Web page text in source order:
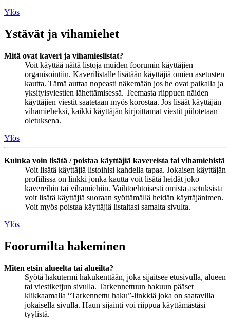
Ylös
Ystävät ja vihamiehet
Mitä ovat kaveri ja vihamieslistat?
Voit käyttää näitä listoja muiden foorumin käyttäjien
organisointiin. Kaverilistalle lisätään käyttäjiä omien asetusten
kautta. Tämä auttaa nopeasti näkemään jos he ovat paikalla ja
yksityisviestien lähettämisessä. Teemasta riippuen näiden
käyttäjien viestit saatetaan myös korostaa. Jos lisäät käyttäjän
vihamieheksi, kaikki käyttäjän kirjoittamat viestit piilotetaan
oletuksena.
Ylös
Kuinka voin lisätä / poistaa käyttäjiä kavereista tai vihamiehistä
Voit lisätä käyttäjiä listoihisi kahdella tapaa. Jokaisen käyttäjän
profiilissa on linkki jonka kautta voit lisätä heidät joko
kavereihin tai vihamiehiin. Vaihtoehtoisesti omista asetuksista
voit lisätä käyttäjiä suoraan syöttämällä heidän käyttäjänimen.
Voit myös poistaa käyttäjiä listaltasi samalta sivulta.
Ylös
Foorumilta hakeminen
Miten etsin alueelta tai alueilta?
Syötä hakutermi hakukenttään, joka sijaitsee etusivulla, alueen
tai viestiketjun sivulla. Tarkennettuun hakuun pääset
klikkaamalla “Tarkennettu haku”-linkkiä joka on saatavilla
jokaisella sivulla. Haun sijainti voi riippua käyttämästäsi
tyylistä.